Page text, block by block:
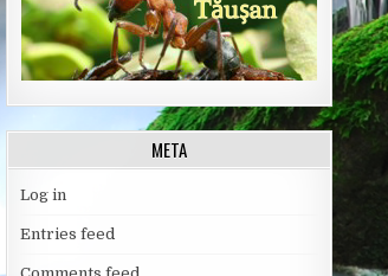
META
Log in
Entries feed